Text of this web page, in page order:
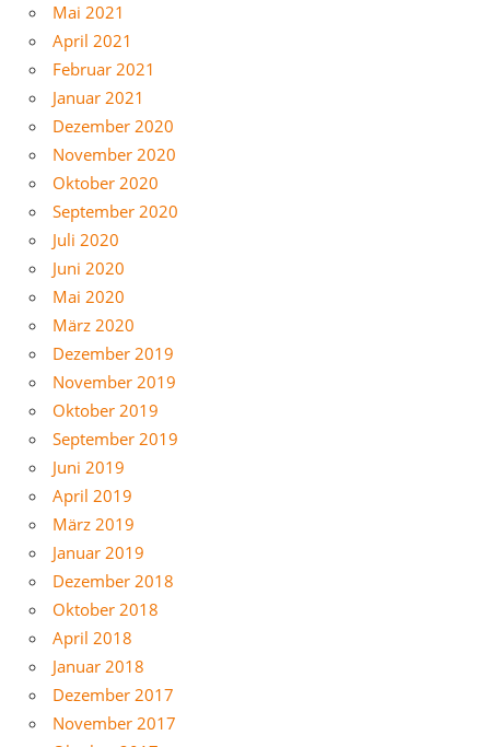
Mai 2021
April 2021
Februar 2021
Januar 2021
Dezember 2020
November 2020
Oktober 2020
September 2020
Juli 2020
Juni 2020
Mai 2020
März 2020
Dezember 2019
November 2019
Oktober 2019
September 2019
Juni 2019
April 2019
März 2019
Januar 2019
Dezember 2018
Oktober 2018
April 2018
Januar 2018
Dezember 2017
November 2017